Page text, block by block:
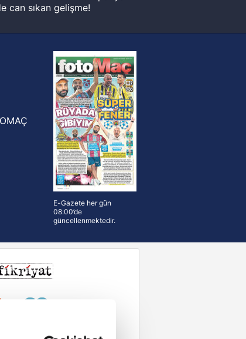
can sıkan gelişme!
Meksika Ligi
Atlas'ın yeni teknik direktörü
E-Gazete her gün
08:00’de
güncellenmektedir.